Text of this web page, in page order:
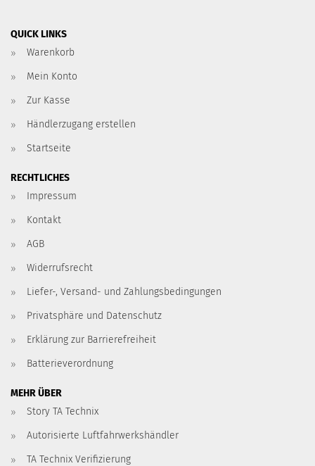
QUICK LINKS
Warenkorb
Mein Konto
Zur Kasse
Händlerzugang erstellen
Startseite
RECHTLICHES
Impressum
Kontakt
AGB
Widerrufsrecht
Liefer-, Versand- und Zahlungsbedingungen
Privatsphäre und Datenschutz
Erklärung zur Barrierefreiheit
Batterieverordnung
MEHR ÜBER
Story TA Technix
Autorisierte Luftfahrwerkshändler
TA Technix Verifizierung